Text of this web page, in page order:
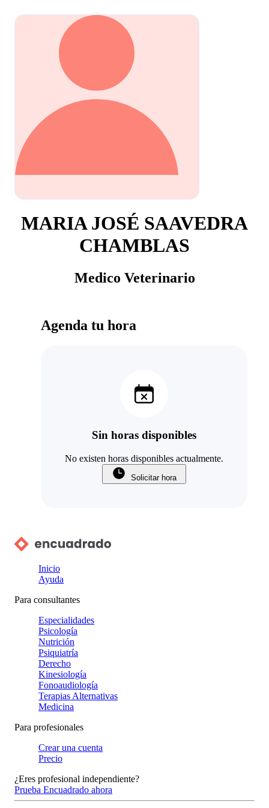
MARIA JOSÉ SAAVEDRA
CHAMBLAS
Medico Veterinario
Agenda tu hora
Sin horas disponibles
No existen horas disponibles actualmente.
Solicitar hora
Inicio
Ayuda
Para consultantes
Especialidades
Psicología
Nutrición
Psiquiatría
Derecho
Kinesiología
Fonoaudiología
Terapias Alternativas
Medicina
Para profesionales
Crear una cuenta
Precio
¿Eres profesional independiente?
Prueba Encuadrado ahora